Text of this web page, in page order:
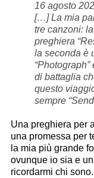
16 agosto
[…] La mia
tre canzoni:
preghiera
la seconda è
di battaglia
questo
sempre
Una preghiera per
una promessa per
la mia più grande
ovunque io sia e
ricordarmi chi sono.